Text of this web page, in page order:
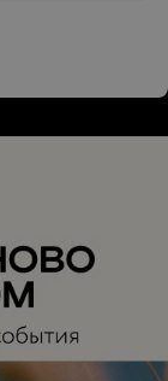
подошла
меня
кабинет. К
Просто